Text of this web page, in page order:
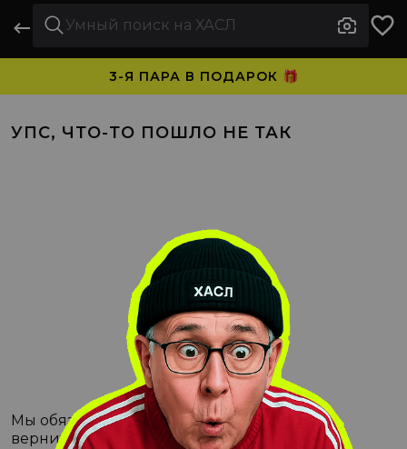
3-Я ПАРА В ПОДАРОК 🎁
УПС, ЧТО-ТО ПОШЛО НЕ ТАК
Мы обязательно с этим разберёмся, а пока
вернитесь на Главную